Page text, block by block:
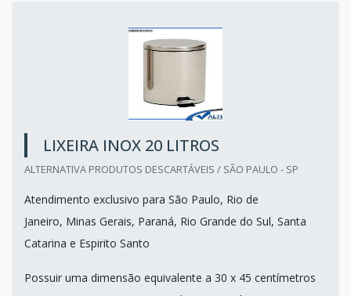
LIXEIRA INOX 20 LITROS
ALTERNATIVA PRODUTOS DESCARTÁVEIS / SÃO PAULO - SP
Atendimento exclusivo para São Paulo, Rio de
Janeiro, Minas Gerais, Paraná, Rio Grande do Sul, Santa
Catarina e Espirito Santo
Possuir uma dimensão equivalente a 30 x 45 centímetros